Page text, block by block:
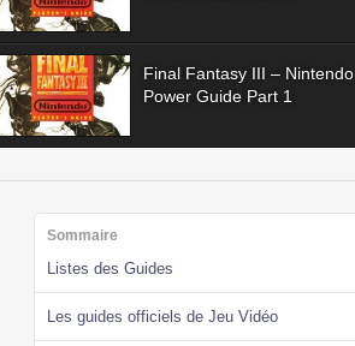
Final Fantasy III – Nintendo
Power Guide Part 1
Sommaire
Listes des Guides
Les guides officiels de Jeu Vidéo